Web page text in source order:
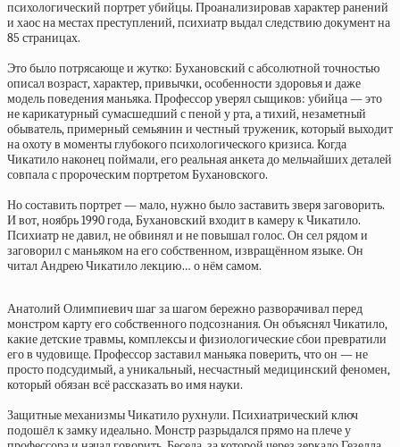
психологический портрет убийцы. Проанализировав характер ранений
и хаос на местах преступлений, психиатр выдал следствию документ на
85 страницах.
Это было потрясающе и жутко: Бухановский с абсолютной точностью
описал возраст, характер, привычки, особенности здоровья и даже
модель поведения маньяка. Профессор уверял сыщиков: убийца — это
не карикатурный сумасшедший с пеной у рта, а тихий, незаметный
обыватель, примерный семьянин и честный труженик, который выходит
на охоту в моменты глубокого психологического кризиса. Когда
Чикатило наконец поймали, его реальная анкета до мельчайших деталей
совпала с пророческим портретом Бухановского.
Но составить портрет — мало, нужно было заставить зверя заговорить.
И вот, ноябрь 1990 года, Бухановский входит в камеру к Чикатило.
Психиатр не давил, не обвинял и не повышал голос. Он сел рядом и
заговорил с маньяком на его собственном, извращённом языке. Он
читал Андрею Чикатило лекцию… о нём самом.
Анатолий Олимпиевич шаг за шагом бережно разворачивал перед
монстром карту его собственного подсознания. Он объяснял Чикатило,
какие детские травмы, комплексы и физиологические сбои превратили
его в чудовище. Профессор заставил маньяка поверить, что он — не
просто подсудимый, а уникальный, несчастный медицинский феномен,
который обязан всё рассказать во имя науки.
Защитные механизмы Чикатило рухнули. Психиатрический ключ
подошёл к замку идеально. Монстр разрыдался прямо на плече у